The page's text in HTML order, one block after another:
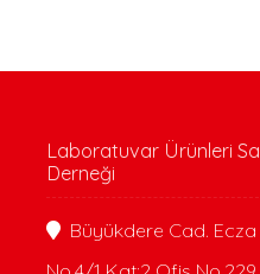
Laboratuvar Ürünleri
Derneği
Büyükdere Cad.